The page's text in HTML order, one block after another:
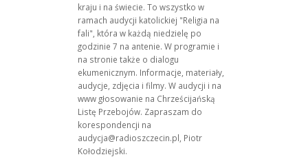
kraju i na świecie. To wszystko w
ramach audycji katolickiej "Religia na
fali", która w każdą niedzielę po
godzinie 7 na antenie. W programie i
na stronie także o dialogu
ekumenicznym. Informacje, materiały,
audycje, zdjęcia i filmy. W audycji i na
www głosowanie na Chrześcijańską
Listę Przebojów. Zapraszam do
korespondencji na
audycja@radioszczecin.pl, Piotr
Kołodziejski.